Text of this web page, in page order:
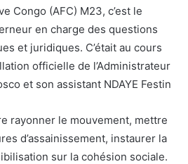
Congo (AFC) M23, c’est le
en charge des questions
et juridiques. C’était au cours
officielle de l’Administrateur
et son assistant NDAYE Festin
rayonner le mouvement, mettre
d’assainissement, instaurer la
sur la cohésion sociale.